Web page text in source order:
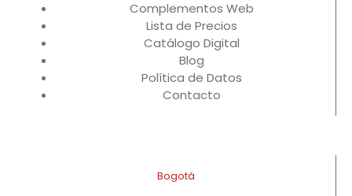
Complementos Web
Lista de Precios
Catálogo Digital
Blog
Política de Datos
Contacto
Bogotá